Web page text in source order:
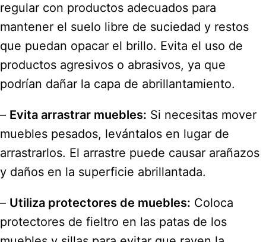
regular con productos adecuados para
mantener el suelo libre de suciedad y restos
que puedan opacar el brillo. Evita el uso de
productos agresivos o abrasivos, ya que
podrían dañar la capa de abrillantamiento.
– Evita arrastrar muebles: Si necesitas mover
muebles pesados, levántalos en lugar de
arrastrarlos. El arrastre puede causar arañazos
y daños en la superficie abrillantada.
– Utiliza protectores de muebles: Coloca
protectores de fieltro en las patas de los